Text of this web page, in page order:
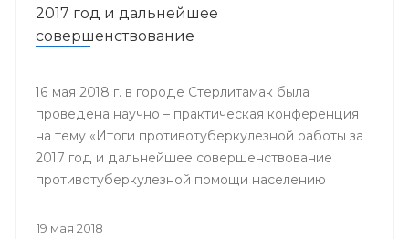
2017 год и дальнейшее
совершенствование
16 мая 2018 г. в городе Стерлитамак была
проведена научно – практическая конференция
на тему «Итоги противотуберкулезной работы за
2017 год и дальнейшее совершенствование
противотуберкулезной помощи населению
19 мая 2018